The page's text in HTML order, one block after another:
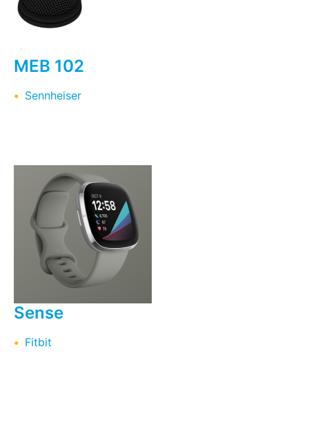
MEB 102
Sennheiser
Sense
Fitbit